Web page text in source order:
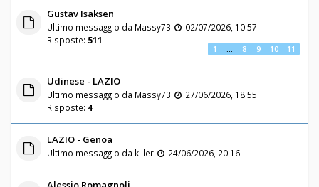
Gustav Isaksen
Ultimo messaggio da Massy73
02/07/2026, 10:57
Risposte: 511
1 … 8 9 10 11
Udinese - LAZIO
Ultimo messaggio da Massy73
27/06/2026, 18:55
Risposte: 4
LAZIO - Genoa
Ultimo messaggio da killer 24/06/2026, 20:16